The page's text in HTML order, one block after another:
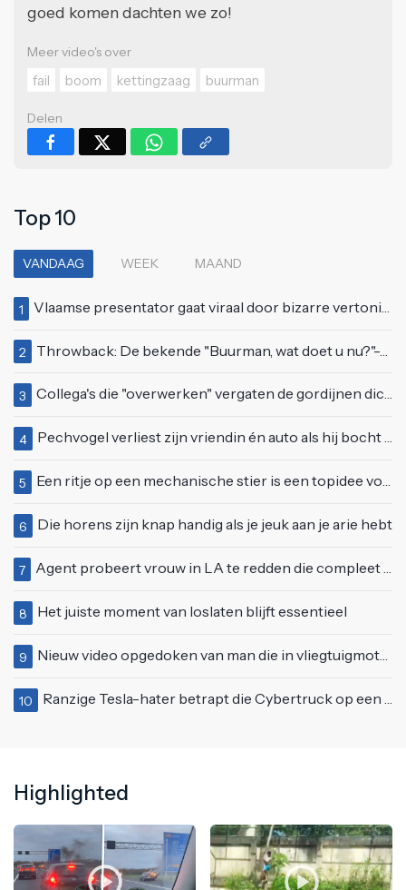
goed komen dachten we zo!
Meer video's over
fail
boom kettingzaag buurman
Delen
Top 10
VANDAAG WEEK MAAND
1 Vlaamse presentator gaat viraal door bizarre vertoning op live televisie: "Helemaal stijf van de bloem"
2 Throwback: De bekende "Buurman, wat doet u nu?"-scène uit Flodder met Tatjana Šimić
3 Collega's die "overwerken" vergaten de gordijnen dicht te doen
4 Pechvogel verliest zijn vriendin én auto als hij bocht te scherp neemt
5 Een ritje op een mechanische stier is een topidee voor een eerste date
6 Die horens zijn knap handig als je jeuk aan je arie hebt
7 Agent probeert vrouw in LA te redden die compleet van het padje is
8 Het juiste moment van loslaten blijft essentieel
9 Nieuw video opgedoken van man die in vliegtuigmotor springt op vliegveld Milaan
10 Ranzige Tesla-hater betrapt die Cybertruck op een 'speciale bruine coating' trakteert
Highlighted